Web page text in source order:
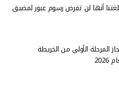
أنها لن تفرض رسوم عبور لمضيق
المرحلة الأولى من الخريطة